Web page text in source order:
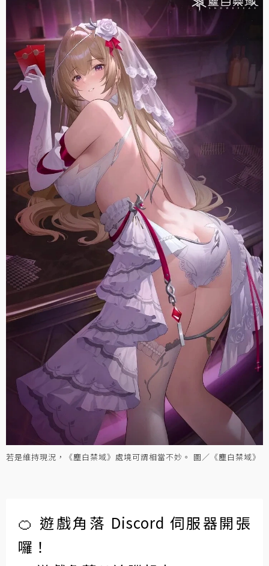
若是維持現況，《塵白禁域》處境可謂相當不妙。 圖／《塵白禁域》
🍊 遊戲角落 Discord 伺服器開張
囉！